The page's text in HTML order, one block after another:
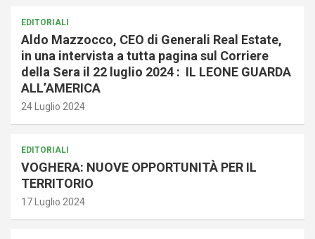
EDITORIALI
Aldo Mazzocco, CEO di Generali Real Estate,
in una intervista a tutta pagina sul Corriere
della Sera il 22 luglio 2024 : IL LEONE GUARDA
ALL’AMERICA
24 Luglio 2024
EDITORIALI
VOGHERA: NUOVE OPPORTUNITÀ PER IL
TERRITORIO
17 Luglio 2024